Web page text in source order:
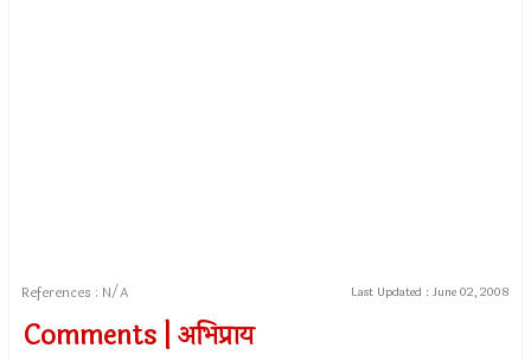
References : N/A Last Updated : June 02, 2008
Comments | अभिप्राय